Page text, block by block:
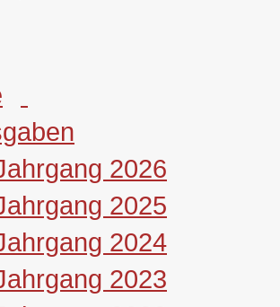
2026
2025
2024
2023